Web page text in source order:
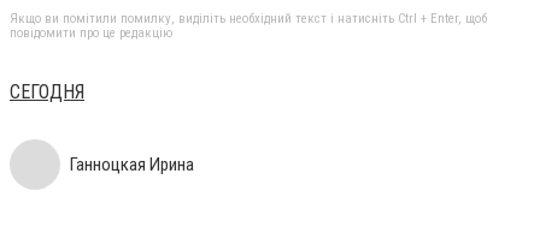
Якщо ви помітили помилку, виділіть необхідний текст і натисніть Ctrl + Enter, щоб
повідомити про це редакцію
СЕГОДНЯ
Ганноцкая Ирина